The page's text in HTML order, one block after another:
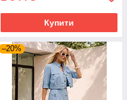
Купити
–20%